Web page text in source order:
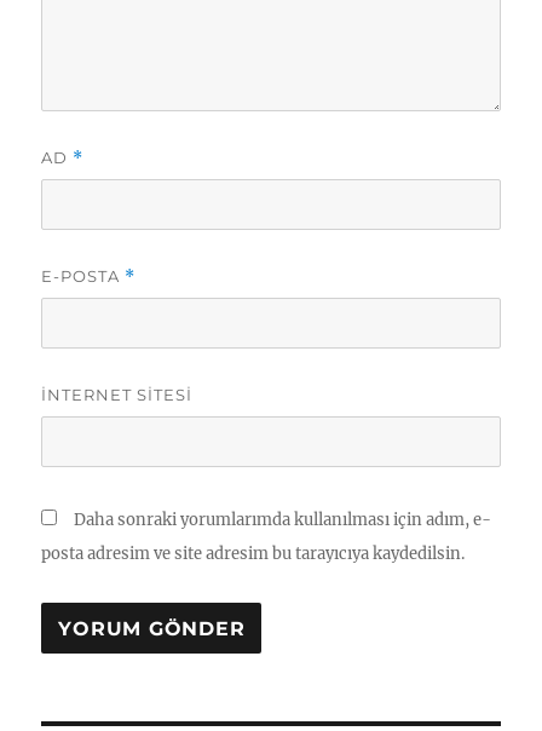
AD *
E-POSTA *
İNTERNET SITESI
Daha sonraki yorumlarımda kullanılması için adım, e-
posta adresim ve site adresim bu tarayıcıya kaydedilsin.